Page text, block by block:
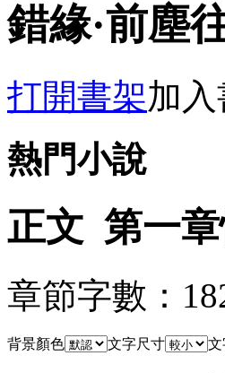
錯緣·前塵
打開書架加
熱門小說
正文 第一
章節字數：
背景顏色 文字尺寸 文